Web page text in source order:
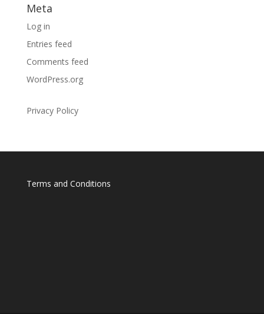
Meta
Log in
Entries feed
Comments feed
WordPress.org
Privacy Policy
Terms and Conditions